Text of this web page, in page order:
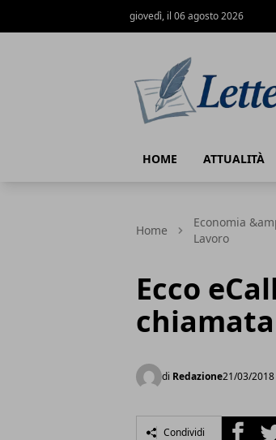
giovedì, il 06 agosto 2026
HOME ATTUALITÀ
Home
Economia
Lavoro
Ecco
di Redazione21/03/2018
Condividi